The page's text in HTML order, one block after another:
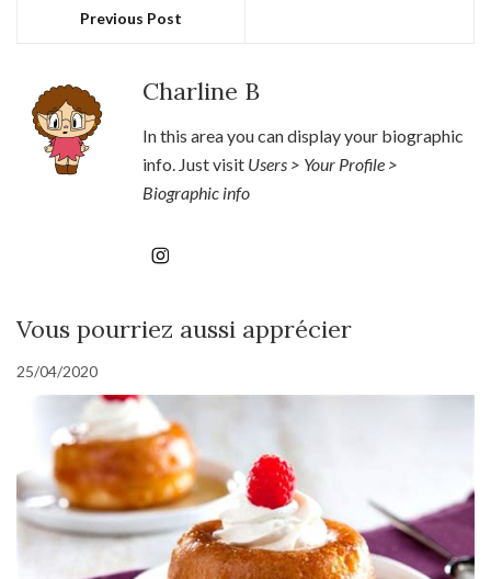
Previous Post
Charline B
In this area you can display your biographic
info. Just visit Users > Your Profile >
Biographic info
Vous pourriez aussi apprécier
25/04/2020